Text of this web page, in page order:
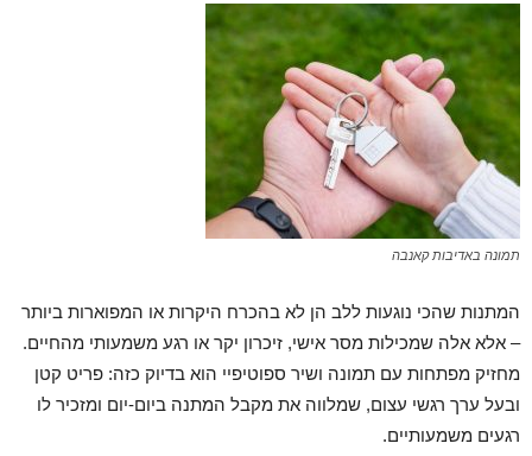
תמונה באדיבות קאנבה
המתנות שהכי נוגעות ללב הן לא בהכרח היקרות או המפוארות ביותר
– אלא אלה שמכילות מסר אישי, זיכרון יקר או רגע משמעותי מהחיים.
מחזיק מפתחות עם תמונה ושיר ספוטיפיי הוא בדיוק כזה: פריט קטן
ובעל ערך רגשי עצום, שמלווה את מקבל המתנה ביום-יום ומזכיר לו
רגעים משמעותיים.